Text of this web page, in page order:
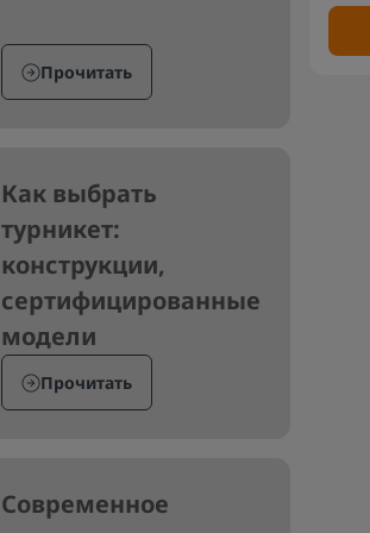
Прочитать
Как выбрать
турникет:
конструкции,
сертифицированные
модели
Прочитать
Современное